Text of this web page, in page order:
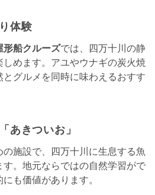
体験
形船クルーズでは、四万十川の静
めます。アユやウナギの炭火焼
グルメを同時に味わえるおすす
あきついお」
施設で、四万十川に生息する魚
。地元ならではの自然学習がで
も価値があります。